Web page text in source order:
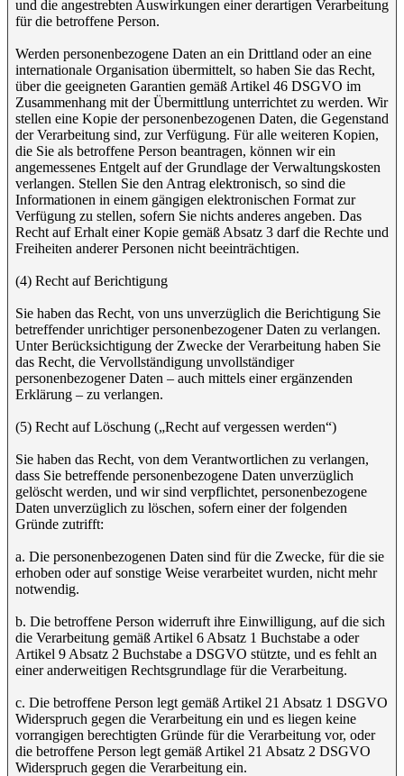
und die angestrebten Auswirkungen einer derartigen Verarbeitung
für die betroffene Person.
Werden personenbezogene Daten an ein Drittland oder an eine
internationale Organisation übermittelt, so haben Sie das Recht,
über die geeigneten Garantien gemäß Artikel 46 DSGVO im
Zusammenhang mit der Übermittlung unterrichtet zu werden. Wir
stellen eine Kopie der personenbezogenen Daten, die Gegenstand
der Verarbeitung sind, zur Verfügung. Für alle weiteren Kopien,
die Sie als betroffene Person beantragen, können wir ein
angemessenes Entgelt auf der Grundlage der Verwaltungskosten
verlangen. Stellen Sie den Antrag elektronisch, so sind die
Informationen in einem gängigen elektronischen Format zur
Verfügung zu stellen, sofern Sie nichts anderes angeben. Das
Recht auf Erhalt einer Kopie gemäß Absatz 3 darf die Rechte und
Freiheiten anderer Personen nicht beeinträchtigen.
(4) Recht auf Berichtigung
Sie haben das Recht, von uns unverzüglich die Berichtigung Sie
betreffender unrichtiger personenbezogener Daten zu verlangen.
Unter Berücksichtigung der Zwecke der Verarbeitung haben Sie
das Recht, die Vervollständigung unvollständiger
personenbezogener Daten – auch mittels einer ergänzenden
Erklärung – zu verlangen.
(5) Recht auf Löschung („Recht auf vergessen werden“)
Sie haben das Recht, von dem Verantwortlichen zu verlangen,
dass Sie betreffende personenbezogene Daten unverzüglich
gelöscht werden, und wir sind verpflichtet, personenbezogene
Daten unverzüglich zu löschen, sofern einer der folgenden
Gründe zutrifft:
a. Die personenbezogenen Daten sind für die Zwecke, für die sie
erhoben oder auf sonstige Weise verarbeitet wurden, nicht mehr
notwendig.
b. Die betroffene Person widerruft ihre Einwilligung, auf die sich
die Verarbeitung gemäß Artikel 6 Absatz 1 Buchstabe a oder
Artikel 9 Absatz 2 Buchstabe a DSGVO stützte, und es fehlt an
einer anderweitigen Rechtsgrundlage für die Verarbeitung.
c. Die betroffene Person legt gemäß Artikel 21 Absatz 1 DSGVO
Widerspruch gegen die Verarbeitung ein und es liegen keine
vorrangigen berechtigten Gründe für die Verarbeitung vor, oder
die betroffene Person legt gemäß Artikel 21 Absatz 2 DSGVO
Widerspruch gegen die Verarbeitung ein.